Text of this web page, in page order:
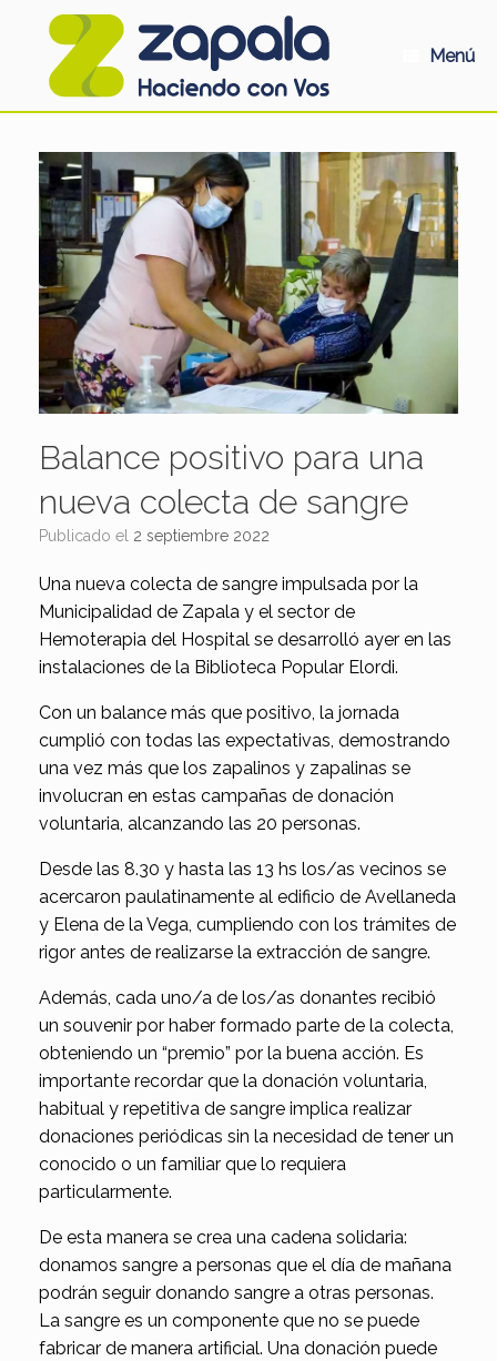
Menú
Balance positivo para una
nueva colecta de sangre
Publicado el 2 septiembre 2022
Una nueva colecta de sangre impulsada por la
Municipalidad de Zapala y el sector de
Hemoterapia del Hospital se desarrolló ayer en las
instalaciones de la Biblioteca Popular Elordi.
Con un balance más que positivo, la jornada
cumplió con todas las expectativas, demostrando
una vez más que los zapalinos y zapalinas se
involucran en estas campañas de donación
voluntaria, alcanzando las 20 personas.
Desde las 8.30 y hasta las 13 hs los/as vecinos se
acercaron paulatinamente al edificio de Avellaneda
y Elena de la Vega, cumpliendo con los trámites de
rigor antes de realizarse la extracción de sangre.
Además, cada uno/a de los/as donantes recibió
un souvenir por haber formado parte de la colecta,
obteniendo un “premio” por la buena acción. Es
importante recordar que la donación voluntaria,
habitual y repetitiva de sangre implica realizar
donaciones periódicas sin la necesidad de tener un
conocido o un familiar que lo requiera
particularmente.
De esta manera se crea una cadena solidaria:
donamos sangre a personas que el día de mañana
podrán seguir donando sangre a otras personas.
La sangre es un componente que no se puede
fabricar de manera artificial. Una donación puede